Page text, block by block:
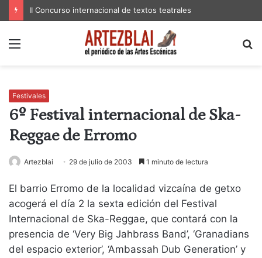
II Concurso internacional de textos teatrales
Menú
Festivales
6º Festival internacional de Ska-
Reggae de Erromo
Artezblai 29 de julio de 2003 1 minuto de lectura
El barrio Erromo de la localidad vizcaína de getxo
acogerá el día 2 la sexta edición del Festival
Internacional de Ska-Reggae, que contará con la
presencia de ‘Very Big Jahbrass Band’, ‘Granadians
del espacio exterior’, ‘Ambassah Dub Generation’ y